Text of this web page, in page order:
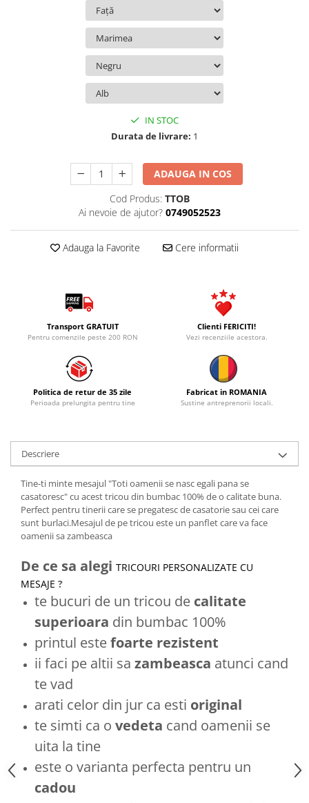
IN STOC
Durata de livrare: 1
ADAUGA IN COS
Cod Produs: TTOB
Ai nevoie de ajutor? 0749052523
Adauga la Favorite Cere informatii
Transport GRATUIT
Pentru comenzile peste 200 RON
Clienti FERICITI!
Vezi recenziile acestora.
Politica de retur de 35 zile
Perioada prelungita pentru tine
Fabricat in ROMANIA
Sustine antreprenorii locali.
Descriere
Tine-ti minte mesajul "Toti oamenii se nasc egali pana se
casatoresc" cu acest tricou din bumbac 100% de o calitate buna.
Perfect pentru tinerii care se pregatesc de casatorie sau cei care
sunt burlaci.Mesajul de pe tricou este un panflet care va face
oamenii sa zambeasca
De ce sa alegi TRICOURI PERSONALIZATE CU
MESAJE ?
te bucuri de un tricou de calitate
superioara din bumbac 100%
printul estefoarte rezistent
ii faci pe altii sa zambeasca atunci cand
te vad
arati celor din jur ca esti original
te simti ca o vedeta cand oamenii se
uita la tine
este o varianta perfecta pentru un
cadou